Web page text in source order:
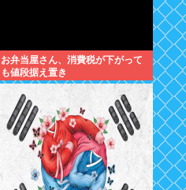
お弁当屋さん、消費税が下がって
も値段据え置き